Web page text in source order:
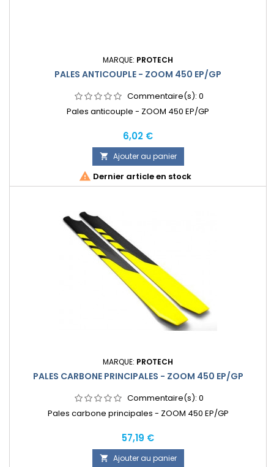
MARQUE: PROTECH
PALES ANTICOUPLE - ZOOM 450 EP/GP
Commentaire(s): 0
Pales anticouple - ZOOM 450 EP/GP
Prix
6,02 €
 Ajouter au panier
 Dernier article en stock
MARQUE: PROTECH
PALES CARBONE PRINCIPALES - ZOOM 450 EP/GP
Commentaire(s): 0
Pales carbone principales - ZOOM 450 EP/GP
Prix
57,19 €
 Ajouter au panier